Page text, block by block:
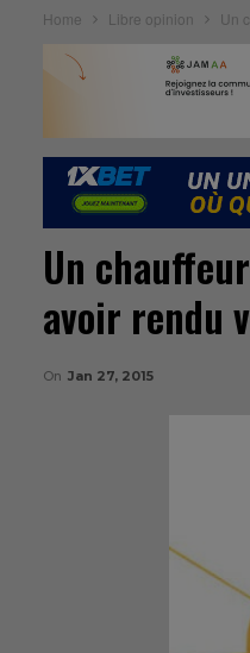
Home Libre opinion Un
Un
avoir rendu
On Jan 27, 2015